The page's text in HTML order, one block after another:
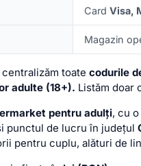
Card Visa,
Magazin
centralizăm toate codurile
adulte (18+). Listăm doar
pentru adulți, cu
punctul de lucru în județul
pentru cuplu, alături de